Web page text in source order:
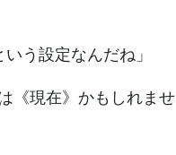
う設定なんだね」
《現在》かもしれませ